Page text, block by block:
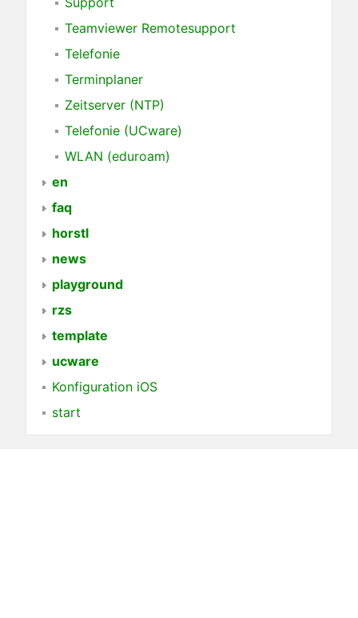
Teamviewer Remotesupport
Telefonie
Terminplaner
Zeitserver (NTP)
Telefonie (UCware)
WLAN (eduroam)
en
faq
horstl
news
playground
rzs
template
ucware
Konfiguration iOS
start